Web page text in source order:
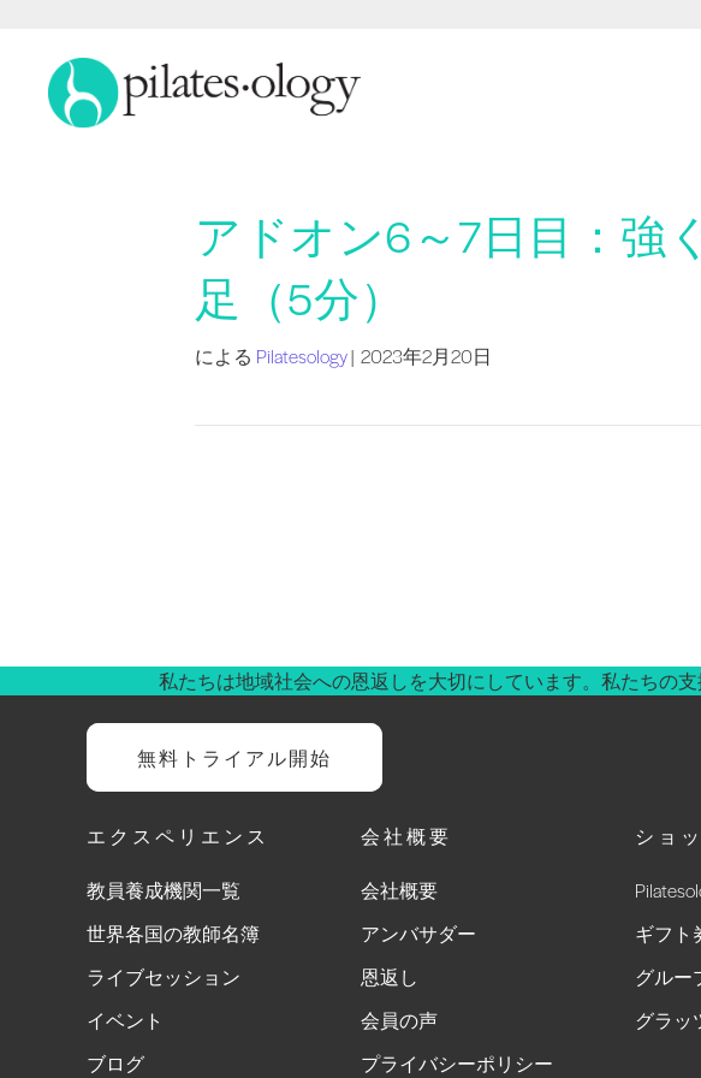
アドオン6～7日目：強
足（5分）
による Pilatesology| 2023年2月20日
私たちは地域社会への恩返しを大切にしています。私たちの支
無料トライアル開始
エクスペリエンス
教員養成機関一覧
世界各国の教師名簿
ライブセッション
イベント
ブログ
会社概要
会社概要
アンバサダー
恩返し
会員の声
プライバシーポリシー
ショ
ギフト
グルー
グラッ